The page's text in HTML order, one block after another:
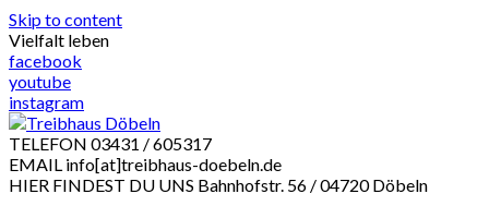
Skip to content
Vielfalt leben
facebook
youtube
instagram
TELEFON 03431 / 605317
EMAIL info[at]treibhaus-doebeln.de
HIER FINDEST DU UNS Bahnhofstr. 56 / 04720 Döbeln